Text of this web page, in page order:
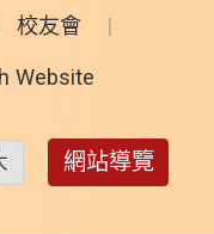
校友會
Website
網站導覽